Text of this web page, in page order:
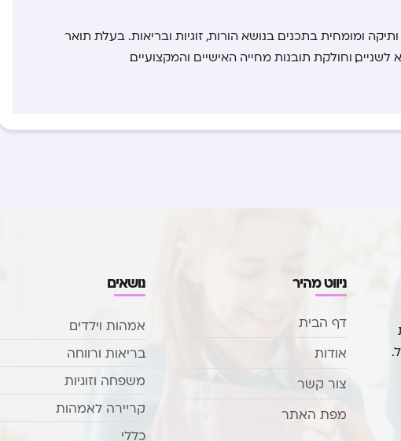
ומומחית בתכנים בנושא הורות, זוגיות ובריאות. בעלת תואר
וחולקת תובנות מחייה האישיים והמקצועיים.
ניווט מהיר
דף הבית
אודות
צור קשר
מפת האתר
נושאים
אמהות וילדים
בריאות ורווחה
משפחה וזוגיות
קריירה לאמהות
כללי